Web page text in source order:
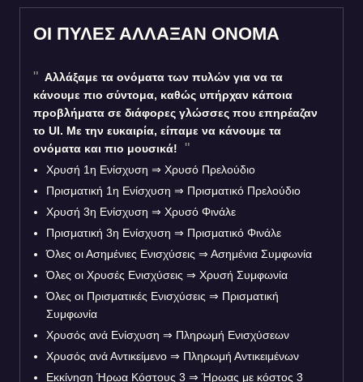
ΟΙ ΠΥΛΕΣ ΑΛΛΑΞΑΝ ΟΝΟΜΑ
Αλλάξαμε τα ονόματα των πυλών για να τα
κάνουμε πιο σύντομα, καθώς υπήρχαν κάποια
προβλήματα σε διάφορες γλώσσες που επηρέαζαν
το UI. Με την ευκαιρία, είπαμε να κάνουμε τα
ονόματα και πιο μουσικά!
Χρυσή 1η Ενίσχυση ⇒ Χρυσό Πρελούδιο
Πρισματική 1η Ενίσχυση ⇒ Πρισματικό Πρελούδιο
Χρυσή 3η Ενίσχυση ⇒ Χρυσό Φινάλε
Πρισματική 3η Ενίσχυση ⇒ Πρισματικό Φινάλε
Όλες οι Ασημένιες Ενισχύσεις ⇒ Ασημένια Συμφωνία
Όλες οι Χρυσές Ενισχύσεις ⇒ Χρυσή Συμφωνία
Όλες οι Πρισματικές Ενισχύσεις ⇒ Πρισματική
Συμφωνία
Χρυσός ανά Ενίσχυση ⇒ Πληρωμή Ενισχύσεων
Χρυσός ανά Αντικείμενο ⇒ Πληρωμή Αντικειμένων
Εκκίνηση Ήρωα Κόστους 3 ⇒ Ήρωας με κόστος 3